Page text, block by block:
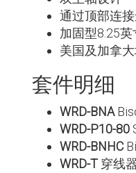
通过顶部连
加固型8.25英
美国及加拿
套件明细
WRD-BNA
WRD-P10-80
WRD-BNHC
WRD-T 穿线